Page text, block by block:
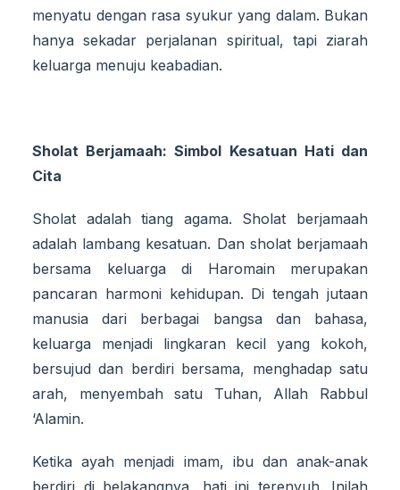
menyatu dengan rasa syukur yang dalam. Bukan
hanya sekadar perjalanan spiritual, tapi ziarah
keluarga menuju keabadian.
Sholat Berjamaah: Simbol Kesatuan Hati dan
Cita
Sholat adalah tiang agama. Sholat berjamaah
adalah lambang kesatuan. Dan sholat berjamaah
bersama keluarga di Haromain merupakan
pancaran harmoni kehidupan. Di tengah jutaan
manusia dari berbagai bangsa dan bahasa,
keluarga menjadi lingkaran kecil yang kokoh,
bersujud dan berdiri bersama, menghadap satu
arah, menyembah satu Tuhan, Allah Rabbul
‘Alamin.
Ketika ayah menjadi imam, ibu dan anak-anak
berdiri di belakangnya, hati ini terenyuh. Inilah